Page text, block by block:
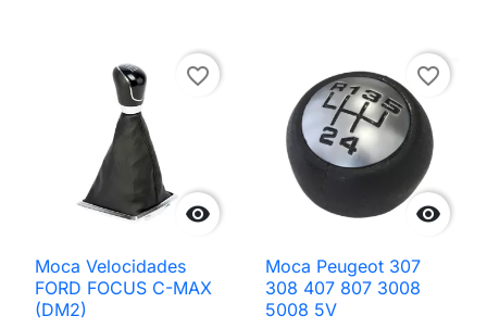

favorite_border
Moca Velocidades
FORD FOCUS C-MAX
(DM2)

favorite_border
Moca Peugeot 307
308 407 807 3008
5008 5V